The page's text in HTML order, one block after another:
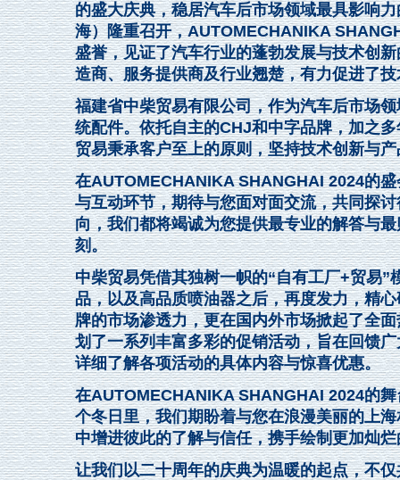
的盛大庆典，稳居汽车后市场领域最具影响
海）隆重召开，AUTOMECHANIKA
盛誉，见证了汽车行业的蓬勃发展与技术创
造商、服务提供商及行业翘楚，有力促进了
福建省中柴贸易有限公司，作为汽车后市场
统配件。依托自主的CHJ和中字品牌，加之
贸易秉承客户至上的原则，坚持技术创新与
在AUTOMECHANIKA SHANGHAI 2024的
与互动环节，期待与您面对面交流，共同探
向，我们都将竭诚为您提供最专业的解答与
刻。
中柴贸易凭借其独树一帜的“自有工厂+贸易
品，以及高品质喷油器之后，再度发力，精
牌的市场渗透力，更在国内外市场掀起了全
划了一系列丰富多彩的促销活动，旨在回馈
详细了解各项活动的具体内容与惊喜优惠。
在AUTOMECHANIKA SHANGHAI 2024的
个冬日里，我们期盼着与您在浪漫美丽的上
中增进彼此的了解与信任，携手绘制更加灿
让我们以二十周年的庆典为温暖的起点，不